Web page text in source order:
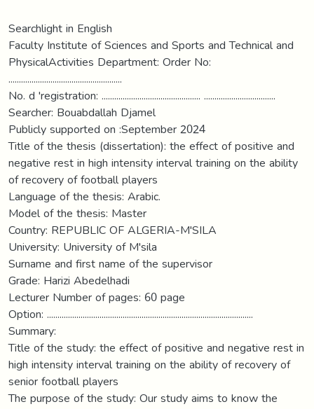
Searchlight in English
Faculty Institute of Sciences and Sports and Technical and
PhysicalActivities Department: Order No:
......................................................
No. d 'registration: ............................................... ..................................
Searcher: Bouabdallah Djamel
Publicly supported on :September 2024
Title of the thesis (dissertation): the effect of positive and
negative rest in high intensity interval training on the ability
of recovery of football players
Language of the thesis: Arabic.
Model of the thesis: Master
Country: REPUBLIC OF ALGERIA-M'SILA
University: University of M'sila
Surname and first name of the supervisor
Grade: Harizi Abedelhadi
Lecturer Number of pages: 60 page
Option: ..................................................................................................
Summary:
Title of the study: the effect of positive and negative rest in
high intensity interval training on the ability of recovery of
senior football players
The purpose of the study: Our study aims to know the